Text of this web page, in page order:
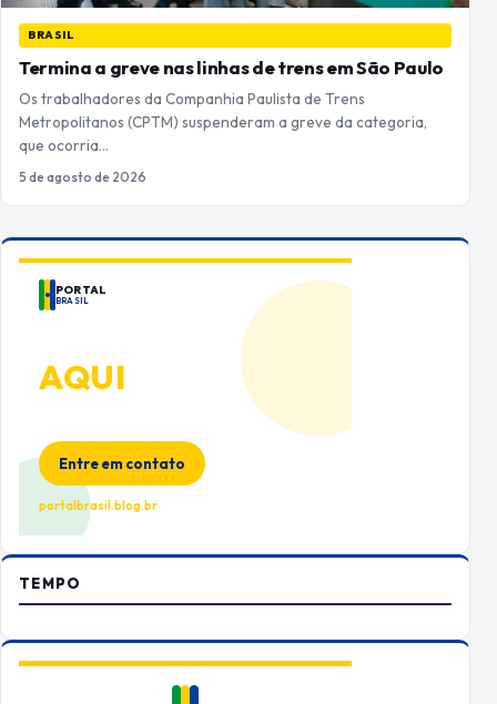
BRASIL
Termina a greve nas linhas de trens em São Paulo
Os trabalhadores da Companhia Paulista de Trens
Metropolitanos (CPTM) suspenderam a greve da categoria,
que ocorria…
5 de agosto de 2026
PORTAL
BRASIL
AQUI
Entre em contato
portalbrasil.blog.br
TEMPO